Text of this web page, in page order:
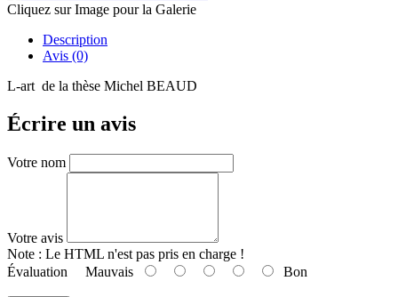
Cliquez sur Image pour la Galerie
Description
Avis (0)
L-art de la thèse Michel BEAUD
Écrire un avis
Votre nom
Votre avis
Note : Le HTML n'est pas pris en charge !
Évaluation Mauvais Bon